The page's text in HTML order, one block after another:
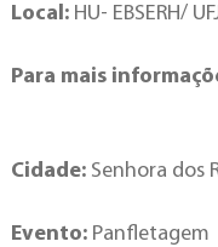
Local: HU- EBSERH/
Para mais
Cidade: Senhora dos
Evento: Panfletagem